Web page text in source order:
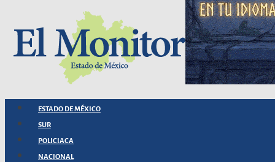
ESTADO DE MÉXICO
SUR
POLICIACA
NACIONAL